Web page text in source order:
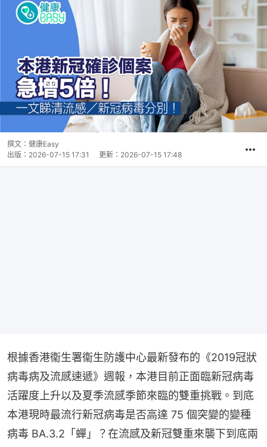
撰文： 健康Easy
出版： 2026-07-15 17:31 更新： 2026-07-15 17:48
根據香港衞生署衞生防護中心最新發布的《2019冠狀
病毒病及流感速遞》週報，本港目前正面臨新冠病毒
活躍度上升以及夏季流感季節來臨的雙重挑戰。到底
本港現時最流行新冠病毒是否高達 75 個突變的變種
病毒 BA.3.2「蟬」？在流感及新冠雙重來襲下到底兩